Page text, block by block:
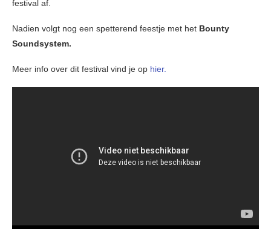
festival af.
Nadien volgt nog een spetterend feestje met het Bounty
Soundsystem.
Meer info over dit festival vind je op hier.